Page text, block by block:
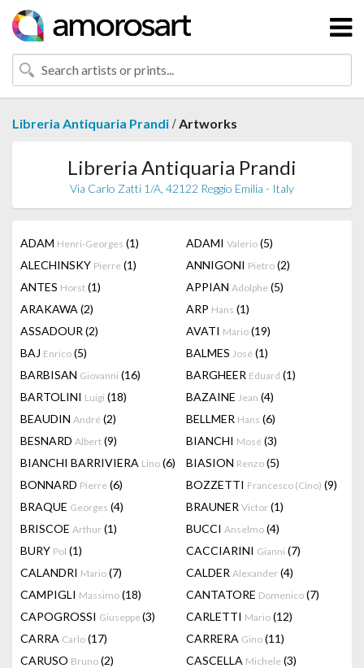
Libreria Antiquaria Prandi /Artworks
Libreria Antiquaria Prandi
Via Carlo Zatti 1/A, 42122 Reggio Emilia - Italy
ADAM Henri-Georges (1) ADAMI Valerio (5)
ALECHINSKY Pierre (1) ANNIGONI Pietro (2)
ANTES Horst (1) APPIAN Adolphe (5)
ARAKAWA (2) ARP Hans (1)
ASSADOUR (2) AVATI Mario (19)
BAJ Enrico (5) BALMES José (1)
BARBISAN Giovanni (16) BARGHEER Eduard (1)
BARTOLINI Luigi (18) BAZAINE Jean (4)
BEAUDIN André (2) BELLMER Hans (6)
BESNARD Albert (9) BIANCHI Mosé (3)
BIANCHI BARRIVIERA Lino (6) BIASION Renzo (5)
BONNARD Pierre (6) BOZZETTI Francesco (Cino) (9)
BRAQUE Georges (4) BRAUNER Victor (1)
BRISCOE Arthur (1) BUCCI Anselmo (4)
BURY Pol (1) CACCIARINI Gianni (7)
CALANDRI Mario (7) CALDER Alexander (4)
CAMPIGLI Massimo (18) CANTATORE Domenico (7)
CAPOGROSSI Giuseppe(3) CARLETTI Mario (12)
CARRA Carlo (17) CARRERA Gino (11)
CARUSO Bruno (2) CASCELLA Michele (3)